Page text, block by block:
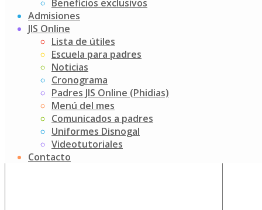
Beneficios exclusivos
Admisiones
JIS Online
Lista de útiles
Escuela para padres
Noticias
Cronograma
Padres JIS Online (Phidias)
Menú del mes
Comunicados a padres
Uniformes Disnogal
Videotutoriales
Contacto
Gracias a todos por asistir y contribuir en el bienestar de
sus hijos, nuestros estudiantes.
navigation
Momento de juego
Conociendo la función de nuestro organismo
Add your thoughts
Tu dirección de correo electrónico no será publicada.
campos obligatorios están marcados con
Comentario*